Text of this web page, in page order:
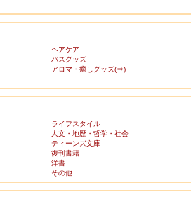
ヘアケア
バスグッズ
アロマ・癒しグッズ(⇒)
ライフスタイル
人文・地歴・哲学・社会
ティーンズ文庫
復刊書籍
洋書
その他